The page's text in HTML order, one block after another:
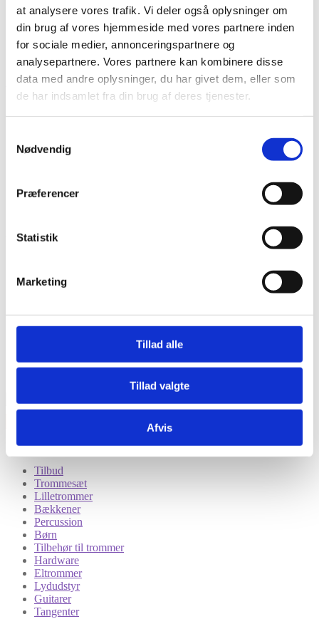
at analysere vores trafik. Vi deler også oplysninger om
din brug af vores hjemmeside med vores partnere inden
for sociale medier, annonceringspartnere og
analysepartnere. Vores partnere kan kombinere disse
data med andre oplysninger, du har givet dem, eller som
de har indsamlet fra din brug af deres tjenester.
Nødvendig
Præferencer
Statistik
Marketing
Tillad alle
Tillad valgte
Afvis
Vare lagt i kurv
Shop videre Til kurv
Tilmeld nyhedsbrev
Kategorier
Tilbud
Trommesæt
Lilletrommer
Bækkener
Percussion
Børn
Tilbehør til trommer
Hardware
Eltrommer
Lydudstyr
Guitarer
Tangenter